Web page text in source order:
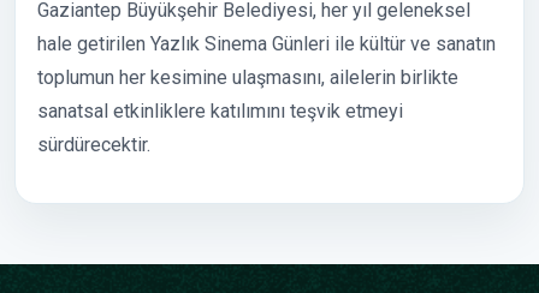
Gaziantep Büyükşehir Belediyesi, her yıl geleneksel
hale getirilen Yazlık Sinema Günleri ile kültür ve sanatın
toplumun her kesimine ulaşmasını, ailelerin birlikte
sanatsal etkinliklere katılımını teşvik etmeyi
sürdürecektir.